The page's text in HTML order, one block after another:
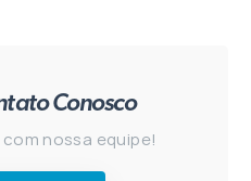
Conosco
nossa equipe!